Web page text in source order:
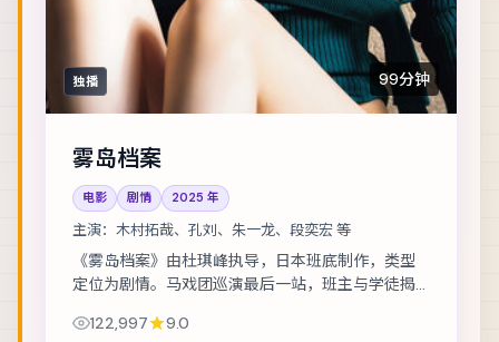
独播 99分钟
雾岛档案
电影 剧情 2025 年
主演： 木村拓哉、孔刘、朱一龙、段奕宏 等
《雾岛档案》由杜琪峰执导，日本班底制作，类型
定位为剧情。马戏团巡演最后一站，班主与学徒揭
一龙 等，表演层次丰富。在类型框架内尝试作者...
122,997 9.0